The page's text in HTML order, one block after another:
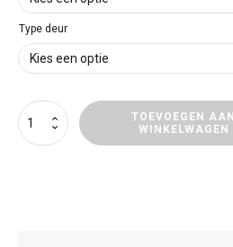
Type deur
Deurpanelen
Ford
TOEVOEGEN AAN
WINKELWAGEN